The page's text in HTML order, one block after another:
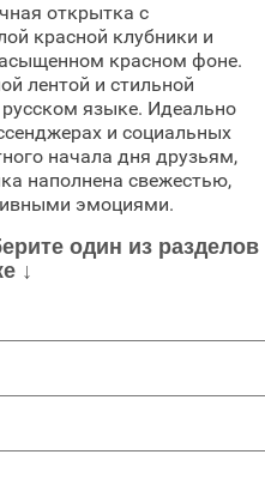
открытка с
красной клубники и
красном фоне.
лентой и стильной
языке. Идеально
и социальных
начала дня друзьям,
наполнена свежестью,
эмоциями.
один из разделов
↓